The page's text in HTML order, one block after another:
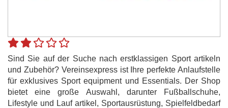
Sind Sie auf der Suche nach erstklassigen Sport artikeln
und Zubehör? Vereinsexpress ist Ihre perfekte Anlaufstelle
für exklusives Sport equipment und Essentials. Der Shop
bietet eine große Auswahl, darunter Fußballschuhe,
Lifestyle und Lauf artikel, Sportausrüstung, Spielfeldbedarf